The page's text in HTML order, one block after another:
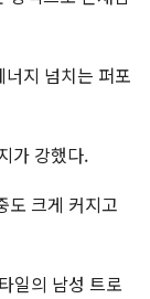
너지 넘치는 퍼포
가 강했다.
도 크게 커지고
일의 남성 트로